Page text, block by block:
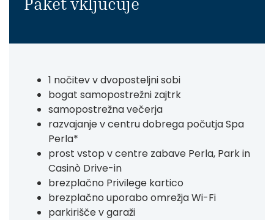
1 nočitev v dvoposteljni sobi
bogat samopostrežni zajtrk
samopostrežna večerja
razvajanje v centru dobrega počutja Spa
Perla*
prost vstop v centre zabave Perla, Park in
Casinò Drive-in
brezplačno Privilege kartico
brezplačno uporabo omrežja Wi-Fi
parkirišče v garaži